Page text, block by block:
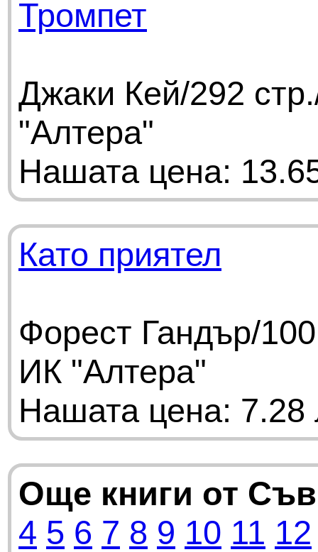
Тромпет
Джаки Кей/292
"Алтера"
Нашата цена:
Като приятел
Форест Гандър/
ИК "Алтера"
Нашата цена: 7.28
Още книги от
4 5 6 7 8 9 10 11 12